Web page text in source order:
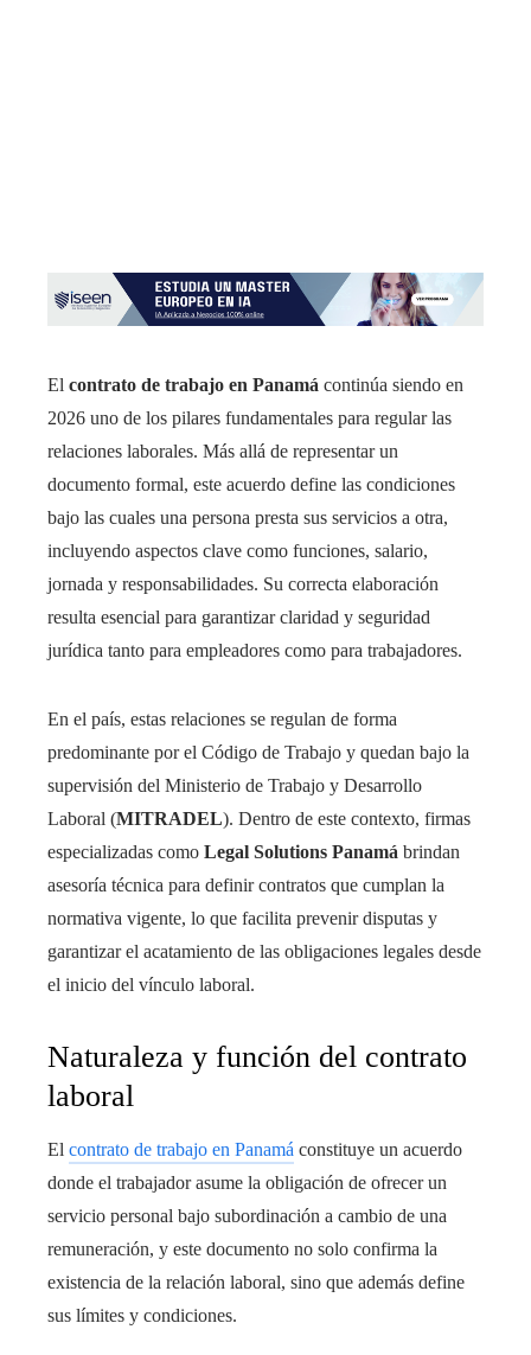
El contrato de trabajo en Panamá continúa siendo en
2026 uno de los pilares fundamentales para regular las
relaciones laborales. Más allá de representar un
documento formal, este acuerdo define las condiciones
bajo las cuales una persona presta sus servicios a otra,
incluyendo aspectos clave como funciones, salario,
jornada y responsabilidades. Su correcta elaboración
resulta esencial para garantizar claridad y seguridad
jurídica tanto para empleadores como para trabajadores.
En el país, estas relaciones se regulan de forma
predominante por el Código de Trabajo y quedan bajo la
supervisión del Ministerio de Trabajo y Desarrollo
Laboral (MITRADEL). Dentro de este contexto, firmas
especializadas como Legal Solutions Panamá brindan
asesoría técnica para definir contratos que cumplan la
normativa vigente, lo que facilita prevenir disputas y
garantizar el acatamiento de las obligaciones legales desde
el inicio del vínculo laboral.
Naturaleza y función del contrato
laboral
El contrato de trabajo en Panamá constituye un acuerdo
donde el trabajador asume la obligación de ofrecer un
servicio personal bajo subordinación a cambio de una
remuneración, y este documento no solo confirma la
existencia de la relación laboral, sino que además define
sus límites y condiciones.